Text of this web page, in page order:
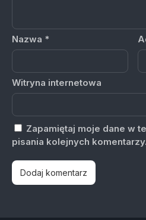
Nazwa *
Witryna internetowa
Zapamiętaj moje dane w
pisania kolejnych komentarzy.